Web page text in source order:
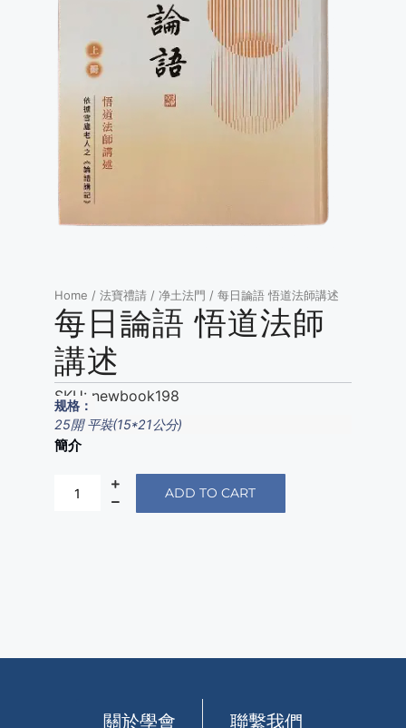
Home / 法寶禮請 / 净土法門 / 每日論語 悟道法師講述
每日論語 悟道法師
講述
SKU: newbook198
规格：
25開 平裝(15*21公分)
簡介
ADD TO CART
關於學會 聯繫我們